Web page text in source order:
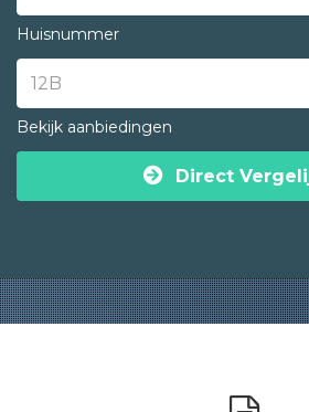
Huisnummer
Bekijk aanbiedingen
Direct